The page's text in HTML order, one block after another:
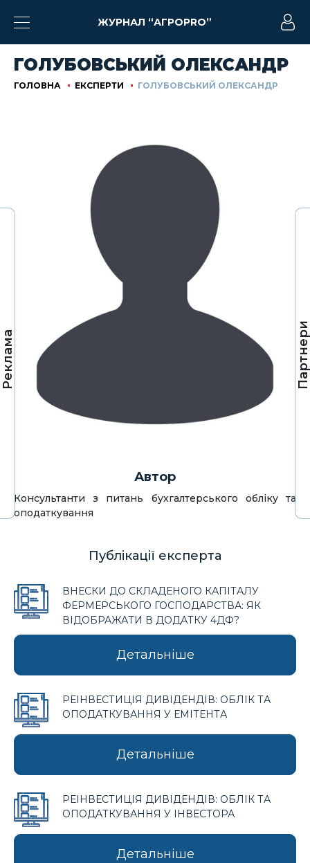
Реклама Партнери
ЖУРНАЛ “АГРОPRO”
ГОЛУБОВСЬКИЙ ОЛЕКСАНДР
ГОЛОВНА ЕКСПЕРТИ ГОЛУБОВСЬКИЙ ОЛЕКСАНДР
Автор
Консультанти з питань бухгалтерського обліку та
оподаткування
Публікації експерта
ВНЕСКИ ДО СКЛАДЕНОГО КАПІТАЛУ
ФЕРМЕРСЬКОГО ГОСПОДАРСТВА: ЯК
ВІДОБРАЖАТИ В ДОДАТКУ 4ДФ?
Детальніше
РЕІНВЕСТИЦІЯ ДИВІДЕНДІВ: ОБЛІК ТА
ОПОДАТКУВАННЯ У ЕМІТЕНТА
Детальніше
РЕІНВЕСТИЦІЯ ДИВІДЕНДІВ: ОБЛІК ТА
ОПОДАТКУВАННЯ У ІНВЕСТОРА
Детальніше